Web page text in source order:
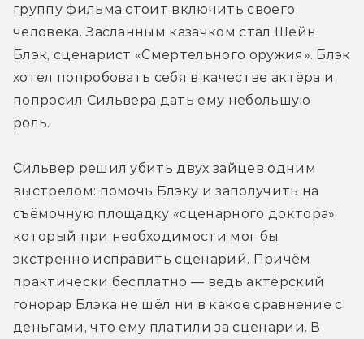
группу фильма стоит включить своего
человека. Засланным казачком стал Шейн
Блэк, сценарист «Смертельного оружия». Блэк
хотел попробовать себя в качестве актёра и
попросил Сильвера дать ему небольшую
роль.
Сильвер решил убить двух зайцев одним
выстрелом: помочь Блэку и заполучить на
съёмочную площадку «сценарного доктора»,
который при необходимости мог бы
экстренно исправить сценарий. Причём
практически бесплатно — ведь актёрский
гонорар Блэка не шёл ни в какое сравнение с
деньгами, что ему платили за сценарии. В